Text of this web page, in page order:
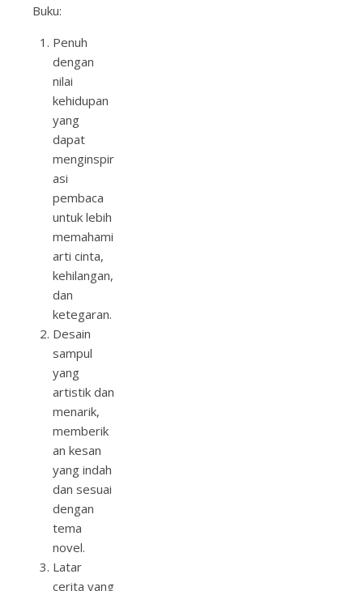
Buku:
Penuh
dengan
nilai
kehidupan
yang
dapat
menginspir
asi
pembaca
untuk lebih
memahami
arti cinta,
kehilangan,
dan
ketegaran.
Desain
sampul
yang
artistik dan
menarik,
memberik
an kesan
yang indah
dan sesuai
dengan
tema
novel.
Latar
cerita yang